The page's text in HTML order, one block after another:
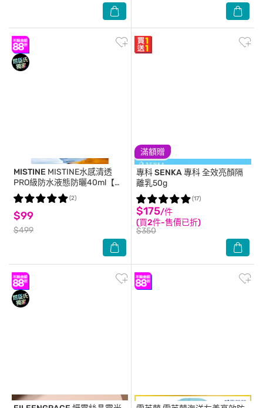
MISTINE MISTINE水感清透
PRO級防水液態防曬40ml【臉
部】
$99
$499
(2)
滿額贈
專科 SENKA專科 全效亮顏隔
離乳50g
$175/件
(買2件-售價已折)
$350
(17)